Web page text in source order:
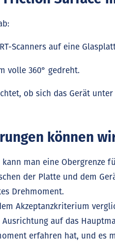
Scanners auf eine
volle 360° gedreht.
ob sich das Gerät
können
man eine Obergrenze
der Platte und dem
Drehmoment.
Akzeptanzkriterium
Ausrichtung auf das
erfahren hat, und es